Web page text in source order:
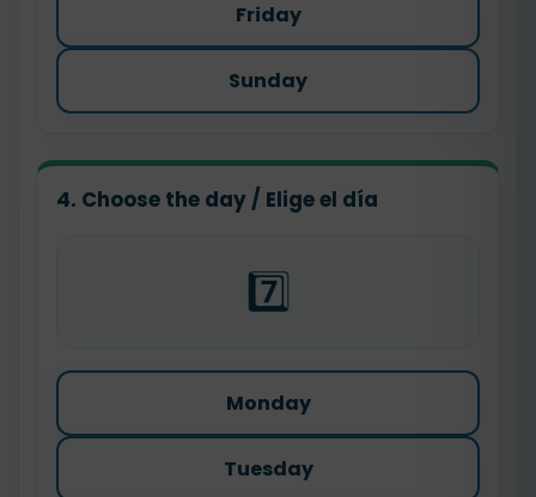
Friday
Sunday
4. Choose the day / Elige el día
7️⃣
Monday
Tuesday